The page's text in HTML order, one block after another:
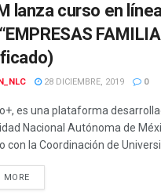
lanza curso en
28 DICIEMBRE, 2019 0
es una plataforma
Nacional Autónoma de
con la Coordinación de
MORE